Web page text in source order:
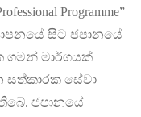
Programme”
සිට ජපානයේ
ගමන් මාර්ගයක්
සේවා
ජපානයේ